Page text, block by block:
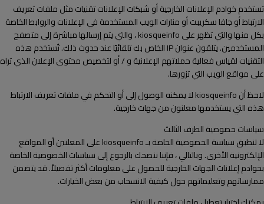
تستخدم خوادم الإعلانات الخارجية أو شبكات الإعلانات تقنيات مثل ملفات تعريف
الارتباط أو جافا سكريبت أو منارات الويب المستخدمة في الإعلانات والروابط الخاصة
بكل منها والتي تظهر على kiosqueinfo ، والتي يتم إرسالها مباشرة إلى متصفح
المستخدمين. يتلقون عنوان IP الخاص بك تلقائيًا عند حدوث ذلك. تُستخدم هذه
التقنيات لقياس فعالية حملاتهم الإعلانية و / أو لتخصيص محتوى الإعلان الذي تراه
على مواقع الويب التي تزورها.
لاحظ أن kiosqueinfo لا يمكنه الوصول إلى أو التحكم في ملفات تعريف الارتباط
هذه التي يستخدمها معلنون من جهات خارجية.
سياسات خصوصية الطرف الثالث
لا تنطبق سياسة الخصوصية الخاصة بـ kiosqueinfo على المعلنين أو المواقع
الإلكترونية الأخرى. وبالتالي ، فإننا ننصحك بالرجوع إلى سياسات الخصوصية الخاصة
بخوادم إعلانات الجهات الخارجية للحصول على معلومات أكثر تفصيلاً. قد يتضمن
ممارساتهم وتعليماتهم حول كيفية الانسحاب من بعض الخيارات.